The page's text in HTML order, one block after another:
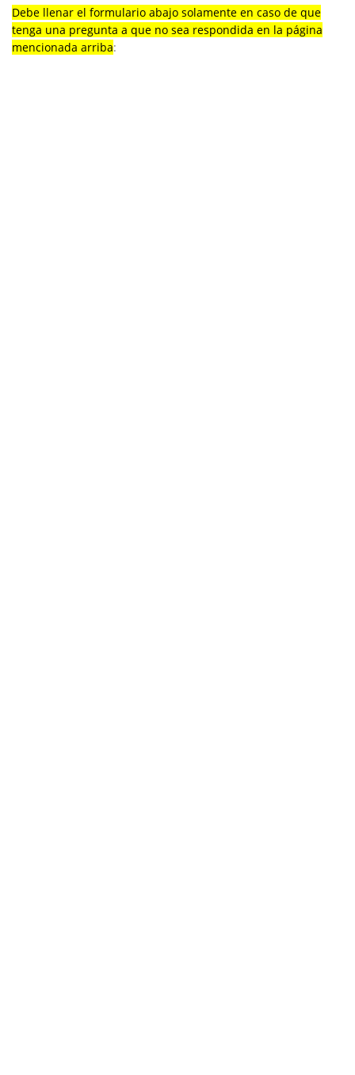
Debe llenar el formulario abajo solamente en caso de que
tenga una pregunta a que no sea respondida en la página
mencionada arriba: